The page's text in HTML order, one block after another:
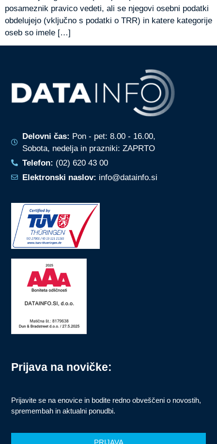
posameznik pravico vedeti, ali se njegovi osebni podatki
obdelujejo (vključno s podatki o TRR) in katere kategorije
oseb so imele […]
Delovni čas: Pon - pet: 8.00 - 16.00,
Sobota, nedelja in prazniki: ZAPRTO
Telefon: (02) 620 43 00
Elektronski naslov: info@datainfo.si
Prijava na novičke:
Prijavite se na enovice in bodite redno obveščeni o novostih,
spremembah in aktualni ponudbi.
PRIJAVA